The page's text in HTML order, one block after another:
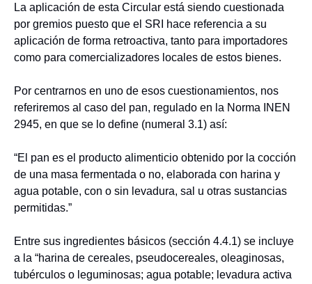
La aplicación de esta Circular está siendo cuestionada
por gremios puesto que el SRI hace referencia a su
aplicación de forma retroactiva, tanto para importadores
como para comercializadores locales de estos bienes.
Por centrarnos en uno de esos cuestionamientos, nos
referiremos al caso del pan, regulado en la Norma INEN
2945, en que se lo define (numeral 3.1) así:
“El pan es el producto alimenticio obtenido por la cocción
de una masa fermentada o no, elaborada con harina y
agua potable, con o sin levadura, sal u otras sustancias
permitidas.”
Entre sus ingredientes básicos (sección 4.4.1) se incluye
a la “harina de cereales, pseudocereales, oleaginosas,
tubérculos o leguminosas; agua potable; levadura activa